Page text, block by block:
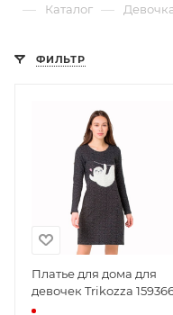
— Каталог —
ФИЛЬТР
Платье для дома для
девочек Trikozza